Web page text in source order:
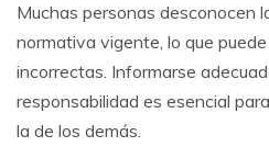
Muchas personas desconocen
normativa vigente, lo que
incorrectas. Informarse
responsabilidad es esencial
la de los demás.